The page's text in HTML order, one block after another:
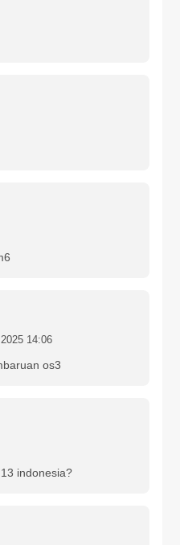
14:06
os3
indonesia?